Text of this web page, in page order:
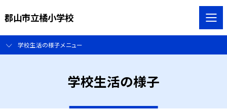
郡山市立橘小学校
学校生活の様子メニュー
学校生活の様子